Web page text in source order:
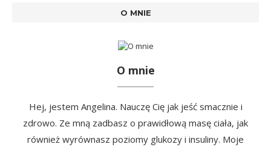
O MNIE
O mnie
Hej, jestem Angelina. Nauczę Cię jak jeść smacznie i
zdrowo. Ze mną zadbasz o prawidłową masę ciała, jak
również wyrównasz poziomy glukozy i insuliny. Moje